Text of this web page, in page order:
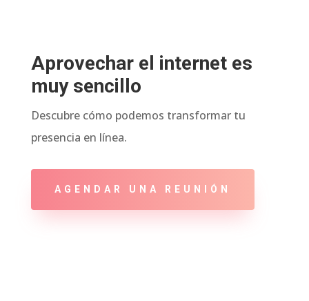
Aprovechar el internet es
muy sencillo
Descubre cómo podemos transformar tu
presencia en línea.
AGENDAR UNA REUNIÓN